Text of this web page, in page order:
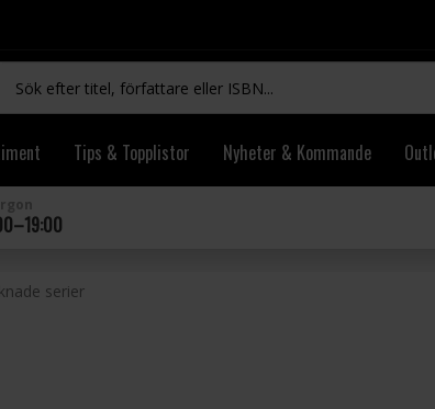
Tips & Topplistor Nyheter & Kommande
serier